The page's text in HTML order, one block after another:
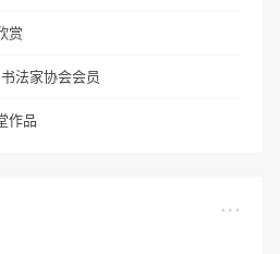
赏
法家协会会员
作品